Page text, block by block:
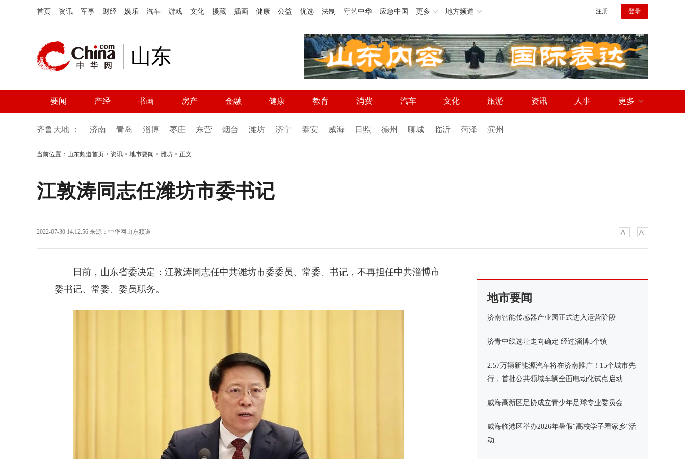
首页 资讯 军事 财经 娱乐 汽车 游戏 文化 援藏 插画 健康 公益 优选 法制 守艺中华 应急中国 更多 地方频道 注册 登录
山东
要闻 产经 书画 房产 金融 健康 教育 消费 汽车 文化 旅游 资讯 人事 更多
齐鲁大地 ： 济南 青岛 淄博 枣庄 东营 烟台 潍坊 济宁 泰安 威海 日照 德州 聊城 临沂 菏泽 滨州
当前位置： 山东频道首页 > 资讯 > 地市要闻 > 潍坊 > 正文
江敦涛同志任潍坊市委书记
2022-07-30 14:12:56 来源： 中华网山东频道
日前，山东省委决定： 江敦涛 同志任中共潍坊市委委员、常委、书记，不再担任中共淄博市
委书记、常委、委员职务。
地市要闻
济南智能传感器产业园正式进入运营阶段
济青中线选址走向确定 经过淄博5个镇
2.57万辆新能源汽车将在济南推广！15个城市先
行，首批公共领域车辆全面电动化试点启动
威海高新区足协成立青少年足球专业委员会
威海临港区举办2026年暑假“高校学子看家乡”活
动